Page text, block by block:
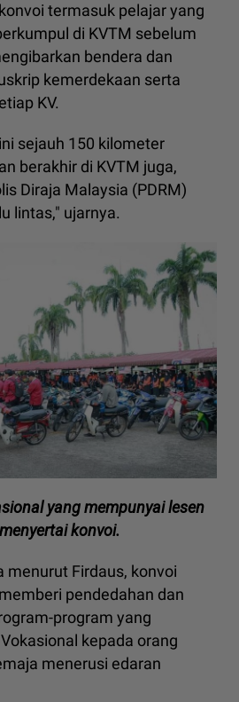
termasuk pelajar yang
di KVTM sebelum
bendera dan
kemerdekaan serta
KV.
sejauh 150 kilometer
berakhir di KVTM juga,
Diraja Malaysia (PDRM)
lintas," ujarnya.
yang mempunyai lesen
konvoi.
menurut Firdaus, konvoi
pendedahan dan
program yang
kepada orang
menerusi edaran